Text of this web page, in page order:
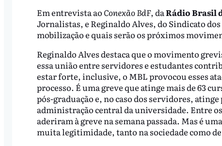
Em entrevista ao Conexão BdF, daRádio Brasil
Jornalistas, e Reginaldo Alves, do Sindicato
mobilização e quais serão os próximos
Reginaldo Alves destaca que o movimento
essa união entre servidores e estudantes
estar forte, inclusive, o MBL provocou esses
processo. É uma greve que atinge mais de 63
pós-graduação e, no caso dos servidores,
administração central da universidade. Entre
aderiram à greve na semana passada. Mas é
muita legitimidade, tanto na sociedade como